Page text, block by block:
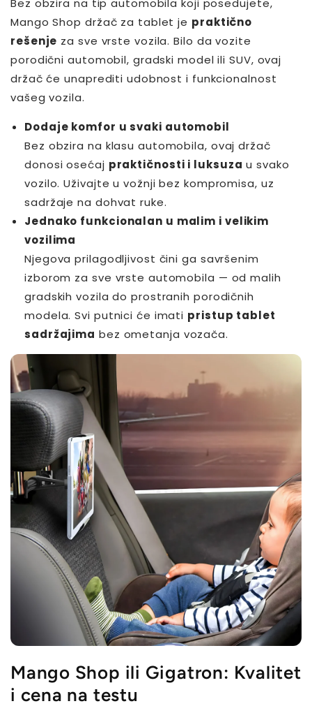
Bez obzira na tip automobila koji posedujete,
Mango Shop držač za tablet je praktično
rešenje za sve vrste vozila. Bilo da vozite
porodični automobil, gradski model ili SUV, ovaj
držač će unaprediti udobnost i funkcionalnost
vašeg vozila.
Dodaje komfor u svaki automobil
Bez obzira na klasu automobila, ovaj držač
donosi osećaj praktičnosti i luksuza u svako
vozilo. Uživajte u vožnji bez kompromisa, uz
sadržaje na dohvat ruke.
Jednako funkcionalan u malim i velikim
vozilima
Njegova prilagodljivost čini ga savršenim
izborom za sve vrste automobila — od malih
gradskih vozila do prostranih porodičnih
modela. Svi putnici će imati pristup tablet
sadržajima bez ometanja vozača.
Mango Shop ili Gigatron: Kvalitet
i cena na testu